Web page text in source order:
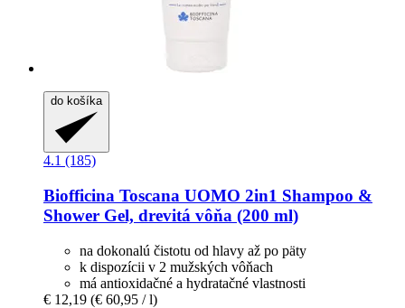
do košíka
4.1 (185)
Biofficina Toscana UOMO 2in1 Shampoo &
Shower Gel, drevitá vôňa (200 ml)
na dokonalú čistotu od hlavy až po päty
k dispozícii v 2 mužských vôňach
má antioxidačné a hydratačné vlastnosti
€ 12,19 (€ 60,95 / l)